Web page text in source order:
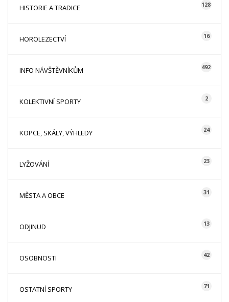
HISTORIE A TRADICE 128
HOROLEZECTVÍ 16
INFO NÁVŠTĚVNÍKŮM 492
KOLEKTIVNÍ SPORTY 2
KOPCE, SKÁLY, VÝHLEDY 24
LYŽOVÁNÍ 23
MĚSTA A OBCE 31
ODJINUD 13
OSOBNOSTI 42
OSTATNÍ SPORTY 71